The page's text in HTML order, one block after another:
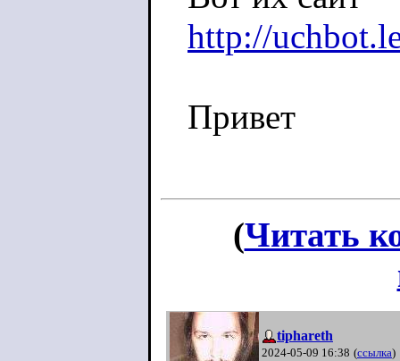
http://
Привет
(Читать
tiphareth
2024-05-09 16:38 (ссылка)